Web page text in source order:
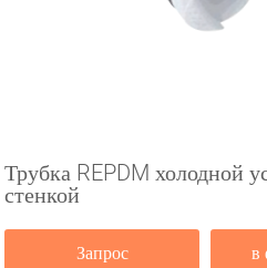
Трубка REPDM холодной
стенкой
Запрос в